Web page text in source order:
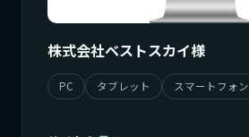
株式会社ベストスカイ様
PC タブレット スマートフォン